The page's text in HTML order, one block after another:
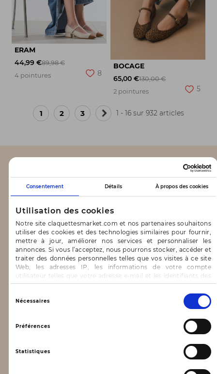
Consentement Détails À propos des cookies
Utilisation des cookies
Notre site claquettesmarket.com et nos partenaires souhaitons
utiliser des cookies et des technologies similaires pour fournir,
mettre à jour, améliorer nos services et personnaliser les
annonces. Si vous l’acceptez, nous pourrons stocker, accéder et
traiter des données personnelles telles que vos visites à ce site
Web, les adresses IP, les informations de votre compte
utilisateur telles que votre adresse e-mail et les identifiants des
cookies.
Vous avez le choix d’« Accepter » pour consentir à ces
utilisations, de « Refuser » pour vous y opposer ou
de sélectionner vos préférences concernant chaque catégorie
de cookie en cliquant sur « Valider la sélection » pour valider vos
options. Vous pouvez à tout moment modifier vos préférences
Nécessaires
Préférences
Statistiques
ERAM
44,99 €89,98 €
4 pointures
8
BOCAGE
65,00 €130,00 €
2 pointures
5
1 2 3
Page
1 - 16 sur 932 articles
CLAQUETTES MARKET
Blog
CONTACT & AIDE
FAQ
Nous contacter
INFORMATIONS
Mentions légales
Données personnelles, vie privée